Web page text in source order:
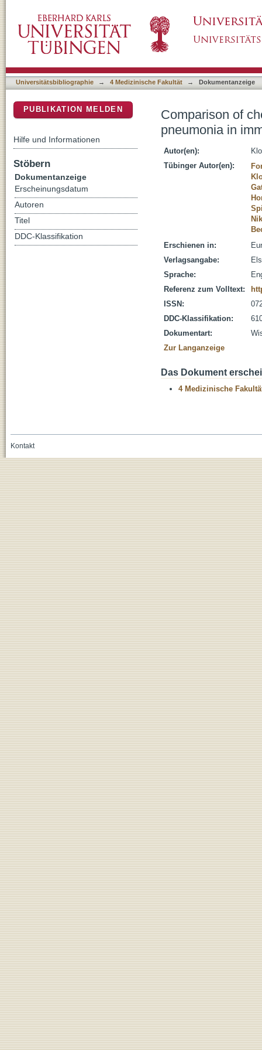
vs. immunocompromised patients
Universitätsbibliographie → 4 Medizinische Fakultät → Dokumentanzeige
Comparison of
pneumonia in
Autor(en):
Tübinger Autor(en):
Erschienen in:
Verlagsangabe:
Sprache:
Referenz zum Volltext:
ISSN:
DDC-Klassifikation:
Dokumentart:
Zur Langanzeige
Das Dokument
4 Medizinische
PUBLIKATION MELDEN
Hilfe und Informationen
Stöbern
Dokumentanzeige
Erscheinungsdatum
Autoren
Titel
DDC-Klassifikation
Kontakt